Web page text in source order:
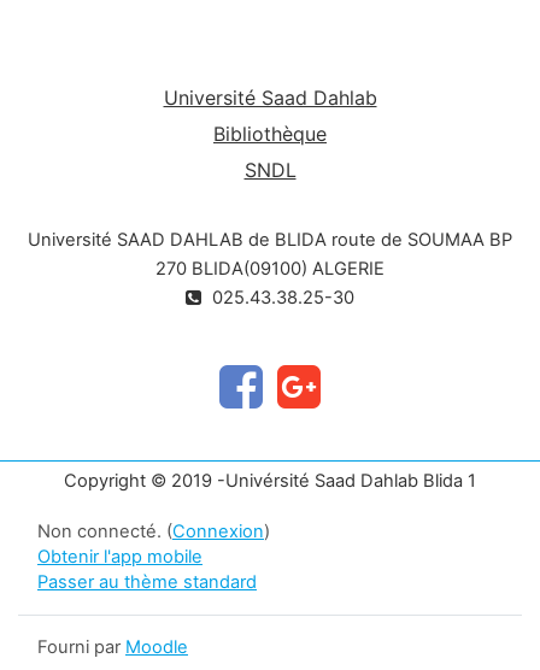
Université Saad Dahlab
Bibliothèque
SNDL
Université SAAD DAHLAB de BLIDA route de SOUMAA BP
270 BLIDA(09100) ALGERIE
025.43.38.25-30
Copyright © 2019 -Univérsité Saad Dahlab Blida 1
Non connecté. (Connexion)
Obtenir l'app mobile
Passer au thème standard
Fourni par Moodle